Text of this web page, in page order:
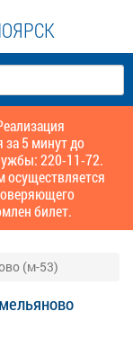
за 5 минут до
220-11-72.
осуществляется
билет.
(м-53)